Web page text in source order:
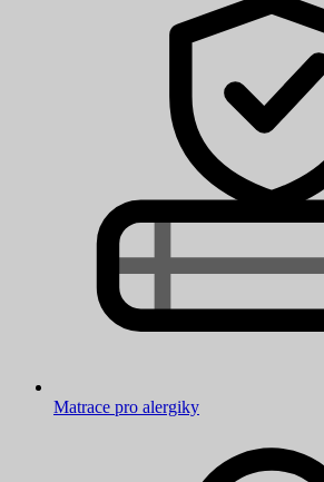
Matrace pro alergiky